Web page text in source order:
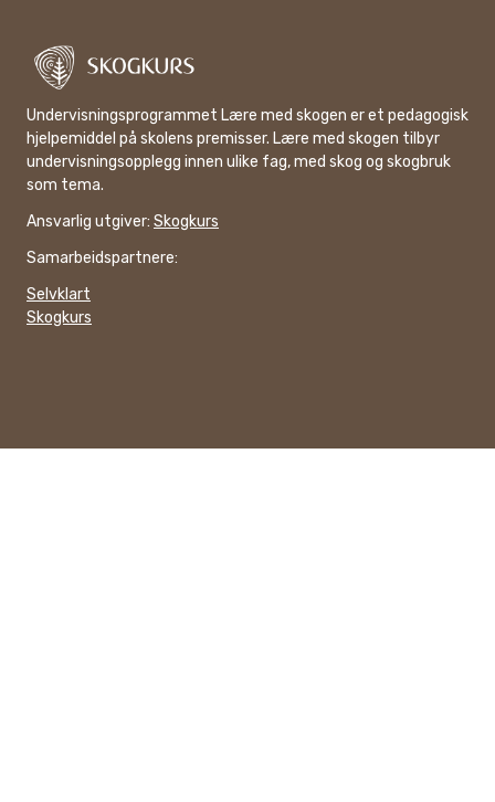
Undervisningsprogrammet Lære med skogen er et pedagogisk
hjelpemiddel på skolens premisser. Lære med skogen tilbyr
undervisningsopplegg innen ulike fag, med skog og skogbruk
som tema.
Ansvarlig utgiver: Skogkurs
Samarbeidspartnere:
Selvklart
Skogkurs